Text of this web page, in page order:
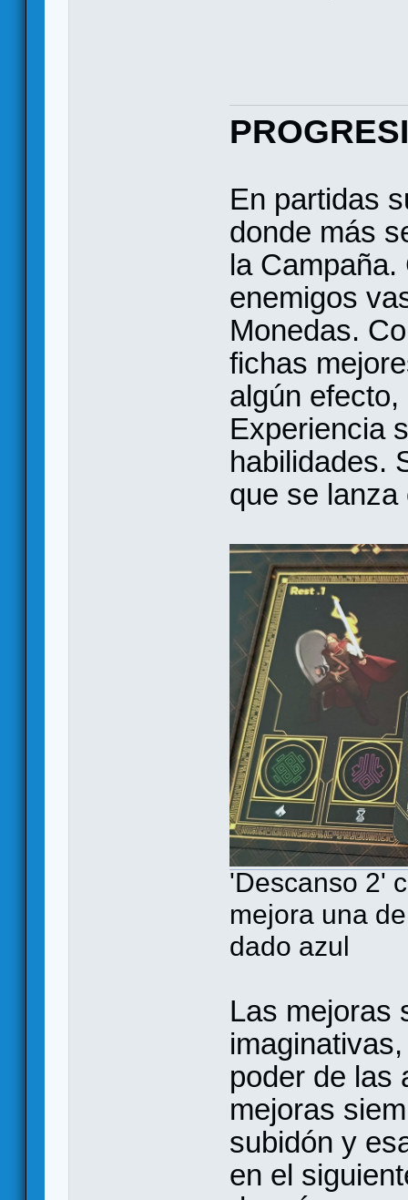
En partidas
donde más
la
enemigos
Monedas.
fichas
algún
Experiencia
habilidades.
que se lanza
'Descanso 2'
mejora una
dado azul
Las mejoras
poder de las
mejoras
subidón y
en el